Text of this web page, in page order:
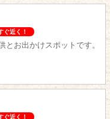
ぐ近く！
とお出かけスポットです。
ぐ近く！